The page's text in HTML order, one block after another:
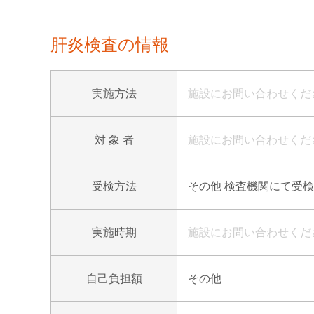
肝炎検査の情報
実施方法 施設にお問い合わせくだ
対 象 者 施設にお問い合わせくだ
受検方法 その他 検査機関にて受
実施時期 施設にお問い合わせくだ
自己負担額 その他